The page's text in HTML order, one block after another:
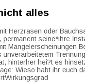
alles
Herzrasen oder
permanent seine*ihre
Mangelerscheinungen
unverarbeitetem
hinterher hei?t es
Wieso habt ihr euch